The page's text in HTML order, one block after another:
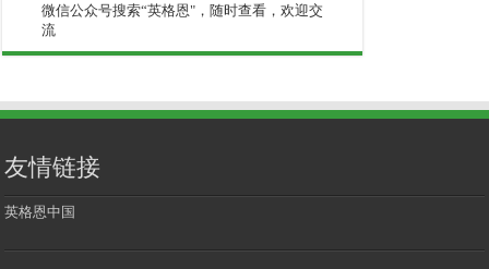
微信公众号搜索“英格恩"，随时查看，欢迎交
流
友情链接
英格恩中国